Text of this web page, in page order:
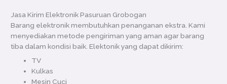
Jasa Kirim Elektronik Pasuruan Grobogan
Barang elektronik membutuhkan penanganan ekstra. Kami
menyediakan metode pengiriman yang aman agar barang
tiba dalam kondisi baik. Elektonik yang dapat dikirim:
TV
Kulkas
Mesin Cuci